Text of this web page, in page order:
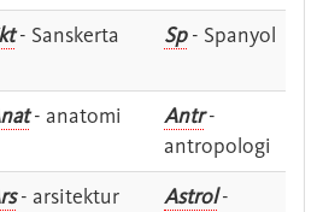
- Sanskerta Sp- Spanyol
- anatomi Antr-
antropologi
- arsitektur Astrol-